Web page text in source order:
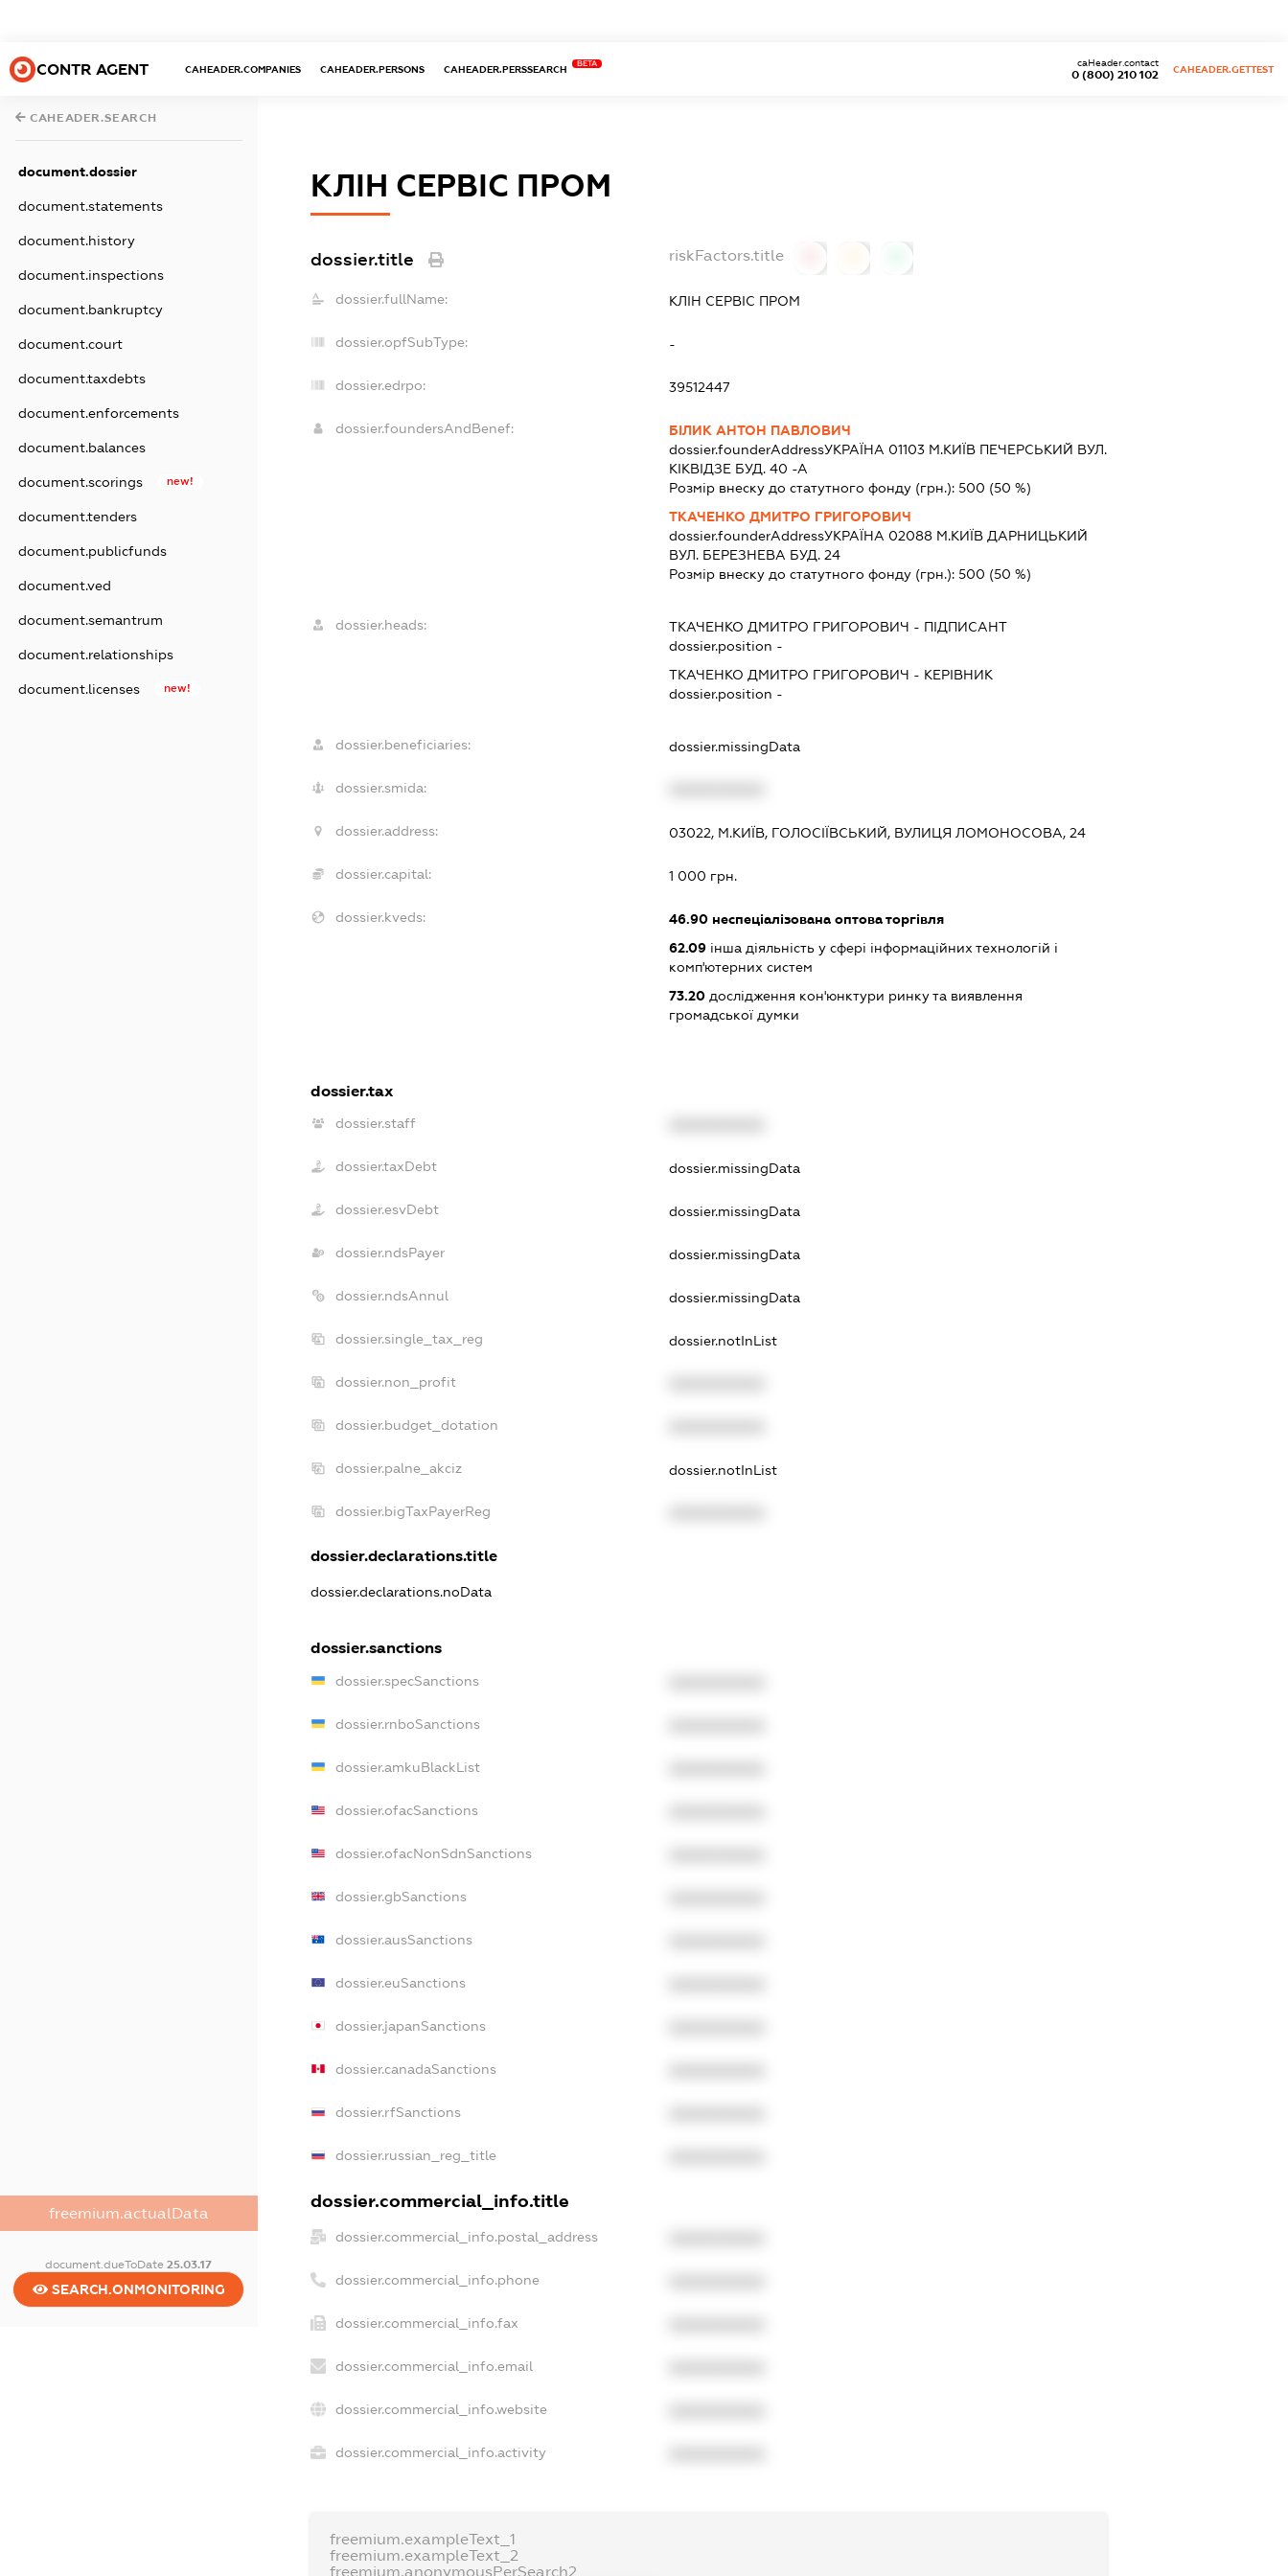
CONTR AGENT CAHEADER.COMPANIES CAHEADER.PERSONS CAHEADER.PERSSEARCH
BETA
0 (800) 210 102
caHeader.contact
CAHEADER.GETTEST
CAHEADER.SEARCH
document.dossier
document.statements
document.history
document.inspections
document.bankruptcy
document.court
document.taxdebts
document.enforcements
document.balances
document.scorings new!
document.tenders
document.publicfunds
document.ved
document.semantrum
document.relationships
document.licenses new!
freemium.actualData
document.dueToDate25.03.17
SEARCH.ONMONITORING
КЛІН СЕРВІС ПРОМ
dossier.title riskFactors.title
dossier.fullName: КЛІН СЕРВІС ПРОМ
dossier.opfSubType: -
dossier.edrpo: 39512447
dossier.foundersAndBenef:
БІЛИК АНТОН ПАВЛОВИЧ
dossier.founderAddressУКРАЇНА 01103 М.КИЇВ ПЕЧЕРСЬКИЙ ВУЛ.
КІКВІДЗЕ БУД. 40 -А
Розмір внеску до статутного фонду (грн.): 500 (50 %)
ТКАЧЕНКО ДМИТРО ГРИГОРОВИЧ
dossier.founderAddressУКРАЇНА 02088 М.КИЇВ ДАРНИЦЬКИЙ
ВУЛ. БЕРЕЗНЕВА БУД. 24
Розмір внеску до статутного фонду (грн.): 500 (50 %)
dossier.heads: ТКАЧЕНКО ДМИТРО ГРИГОРОВИЧ - ПІДПИСАНТ
dossier.position -
ТКАЧЕНКО ДМИТРО ГРИГОРОВИЧ - КЕРІВНИК
dossier.position -
dossier.beneficiaries: dossier.missingData
dossier.smida:
dossier.address: 03022, М.КИЇВ, ГОЛОСІЇВСЬКИЙ, ВУЛИЦЯ ЛОМОНОСОВА, 24
dossier.capital: 1 000 грн.
dossier.kveds: 46.90неспеціалізована оптова торгівля
62.09інша діяльність у сфері інформаційних технологій і
комп'ютерних систем
73.20дослідження кон'юнктури ринку та виявлення
громадської думки
dossier.tax
dossier.staff
dossier.taxDebt dossier.missingData
dossier.esvDebt dossier.missingData
dossier.ndsPayer dossier.missingData
dossier.ndsAnnul dossier.missingData
dossier.single_tax_reg dossier.notInList
dossier.non_profit
dossier.budget_dotation
dossier.palne_akciz dossier.notInList
dossier.bigTaxPayerReg
dossier.declarations.title
dossier.declarations.noData
dossier.sanctions
dossier.specSanctions
dossier.rnboSanctions
dossier.amkuBlackList
dossier.ofacSanctions
dossier.ofacNonSdnSanctions
dossier.gbSanctions
dossier.ausSanctions
dossier.euSanctions
dossier.japanSanctions
dossier.canadaSanctions
dossier.rfSanctions
dossier.russian_reg_title
dossier.commercial_info.title
dossier.commercial_info.postal_address
dossier.commercial_info.phone
dossier.commercial_info.fax
dossier.commercial_info.email
dossier.commercial_info.website
dossier.commercial_info.activity
freemium.exampleText_1
freemium.exampleText_2
freemium.anonymousPerSearch2